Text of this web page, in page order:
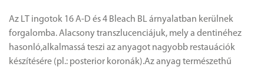
Az LT ingotok 16 A-D és 4 Bleach BL árnyalatban kerülnek
forgalomba. Alacsony transzlucenciájuk, mely a dentinéhez
hasonló,alkalmassá teszi az anyagot nagyobb restauációk
készítésére (pl.: posterior koronák).Az anyag természethű